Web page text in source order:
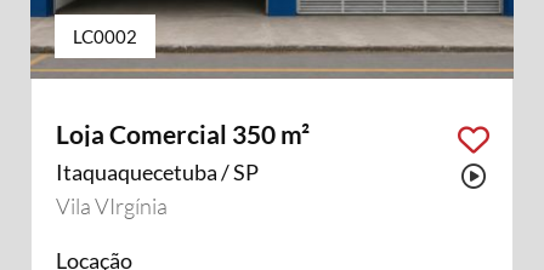
LC0002
Loja Comercial 350 m²
Itaquaquecetuba / SP
Vila VIrgínia
Locação